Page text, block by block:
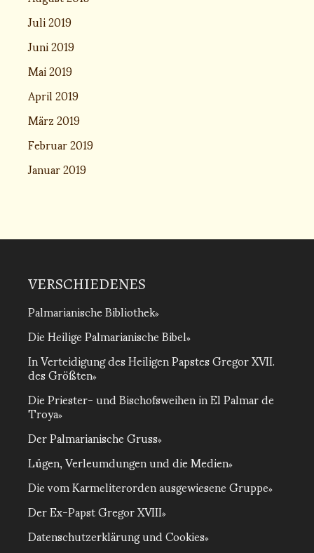
Juli 2019
Juni 2019
Mai 2019
April 2019
März 2019
Februar 2019
Januar 2019
VERSCHIEDENES
Palmarianische Bibliothek
Die Heilige Palmarianische Bibel
In Verteidigung des Heiligen Papstes Gregor XVII.
des Größten
Die Priester- und Bischofsweihen in El Palmar de
Troya
Der Palmarianische Gruss
Lügen, Verleumdungen und die Medien
Die vom Karmeliterorden ausgewiesene Gruppe
Der Ex-Papst Gregor XVIII
Datenschutzerklärung und Cookies